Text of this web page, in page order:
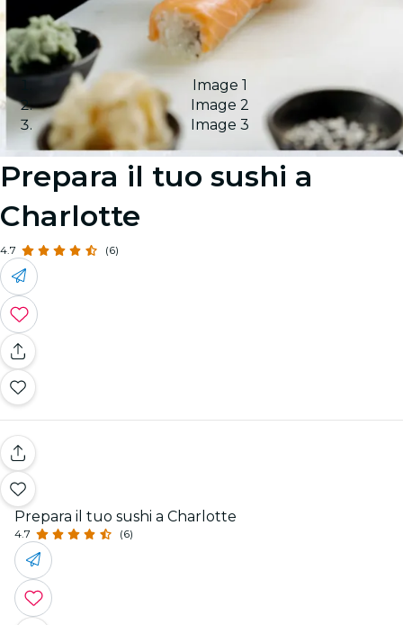
Image 1
Image 2
Image 3
Prepara il tuo sushi a
Charlotte
4.7 (6)
Prepara il tuo sushi a Charlotte
4.7 (6)